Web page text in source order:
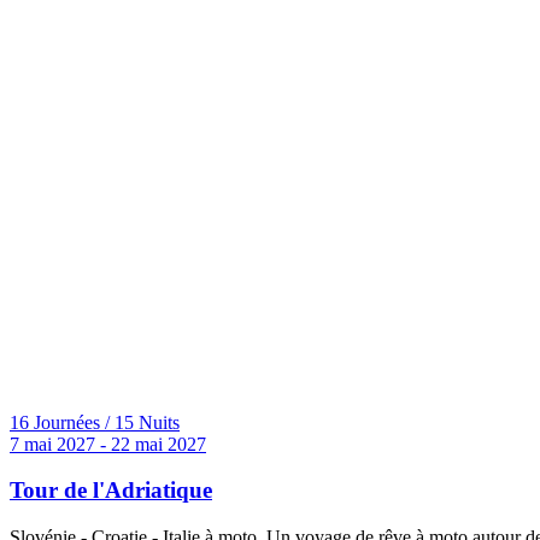
16 Journées / 15 Nuits
7 mai 2027 - 22 mai 2027
Tour de l'Adriatique